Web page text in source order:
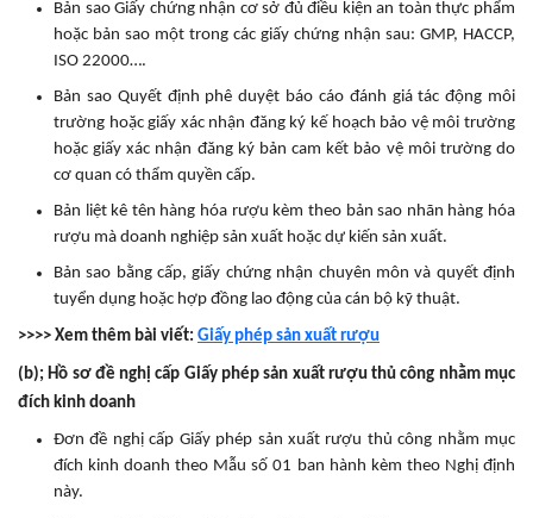
Bản sao Giấy chứng nhận cơ sở đủ điều kiện an toàn thực phẩm
hoặc bản sao một trong các giấy chứng nhận sau: GMP, HACCP,
ISO 22000….
Bản sao Quyết định phê duyệt báo cáo đánh giá tác động môi
trường hoặc giấy xác nhận đăng ký kế hoạch bảo vệ môi trường
hoặc giấy xác nhận đăng ký bản cam kết bảo vệ môi trường do
cơ quan có thẩm quyền cấp.
Bản liệt kê tên hàng hóa rượu kèm theo bản sao nhãn hàng hóa
rượu mà doanh nghiệp sản xuất hoặc dự kiến sản xuất.
Bản sao bằng cấp, giấy chứng nhận chuyên môn và quyết định
tuyển dụng hoặc hợp đồng lao động của cán bộ kỹ thuật.
>>>> Xem thêm bài viết: Giấy phép sản xuất rượu
(b); Hồ sơ đề nghị cấp Giấy phép sản xuất rượu thủ công nhằm mục
đích kinh doanh
Đơn đề nghị cấp Giấy phép sản xuất rượu thủ công nhằm mục
đích kinh doanh theo Mẫu số 01 ban hành kèm theo Nghị định
này.